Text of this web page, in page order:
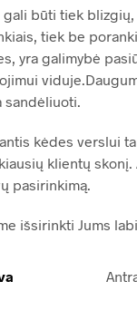
gali būti tiek
tiek be
yra galimybė
sandėliuoti.
kėdes verslui
klientų
pasirinkimą.
išsirinkti Jums